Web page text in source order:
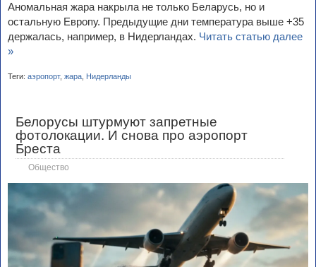
Аномальная жара накрыла не только Беларусь, но и
остальную Европу. Предыдущие дни температура выше +35
держалась, например, в Нидерландах. Читать статью далее
»
Теги: аэропорт, жара Нидерланды
Белорусы штурмуют запретные
фотолокации. И снова про аэропорт
Бреста
Общество